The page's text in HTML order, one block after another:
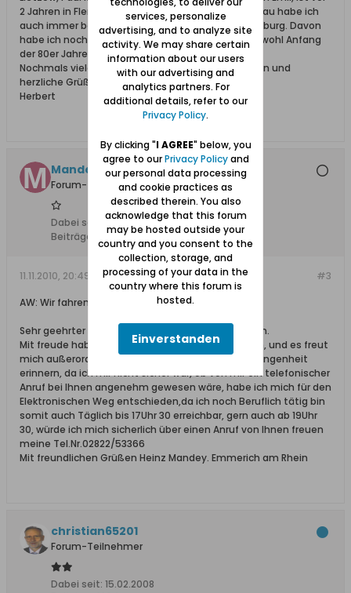
2 Jahren in Flensburg verstorben. Paul Rucks und Frau habe ich
auch immer besucht, Sie wohnten ja in Schnackenburg. Davon
habe ich noch filmische Erinnerungen. Sie dürften wohl Anfang
der 80er Jahre verstorben sein.
Nochmals vielen Dank für die schönen Erinnerungen und
herzliche Grüße.
Herbert
Mandey +08.03.22
Forum-Teilnehmer
Dabei seit:
08.02.2009
Beiträge:
540
#3
11.11.2010, 20:49
AW: Wir fahren nach Schiewenhorst
Sehr geehrter Herr Claaßen, Vehrehrter Landsmann.
Mit freude habe ich Ihre freundliche Zeilen gelesen, und es freut
mich außerordenlich das wir uns gern an die Vergangenheit
erinnern, da ich mir nicht sicher war, ob von mir ein telefonischer
Anruf bei Ihnen angenehm gewesen wäre, habe ich mich für den
Elektronischen Weg entschieden,da ich noch Beruflich tätig bin
somit auch Täglich bis 17Uhr 30 erreichbar, gern auch ab 19Uhr
30, würde ich mich sicherlich über einen Anruf von Ihnen freuen
meine Tel.Nr.02822/53366
Mit freundlichen Grüßen Heinz Mandey. Emmerich am Rhein
christian65201
Forum-Teilnehmer
Dabei seit: 15.02.2008
services, personalize
advertising, and to analyze site
activity. We may share certain
information about our users
with our advertising and
analytics partners. For
additional details, refer to our
Privacy Policy.
By clicking "I AGREE" below, you
agree to ourPrivacy Policyand
our personal data processing
and cookie practices as
described therein. You also
acknowledge that this forum
may be hosted outside your
country and you consent to the
collection, storage, and
processing of your data in the
country where this forum is
hosted.
Einverstanden